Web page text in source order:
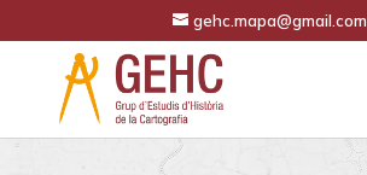
gehc.mapa@gmail.com